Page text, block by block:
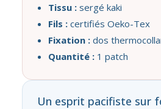
Tissu : sergé kaki
Fils : certifiés Oeko-Tex
Fixation : dos
Quantité : 1 patch
Un esprit pacifiste sur